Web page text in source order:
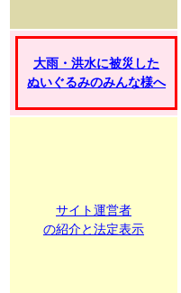
大雨・洪水に被災した
ぬいぐるみのみんな様へ
サイト運営者
の紹介と法定表示